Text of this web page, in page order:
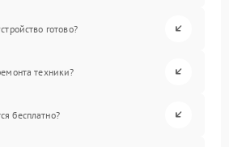
готово?
техники?
бесплатно?